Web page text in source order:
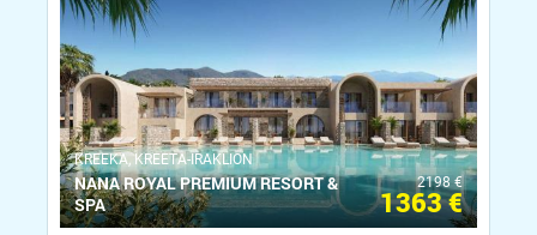
KREEKA, KREETA-IRAKLION
NANA ROYAL PREMIUM RESORT &
SPA
2198 €
1363 €